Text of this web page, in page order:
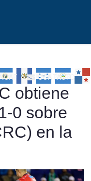
CONTACTO
obtiene
0 sobre
en la